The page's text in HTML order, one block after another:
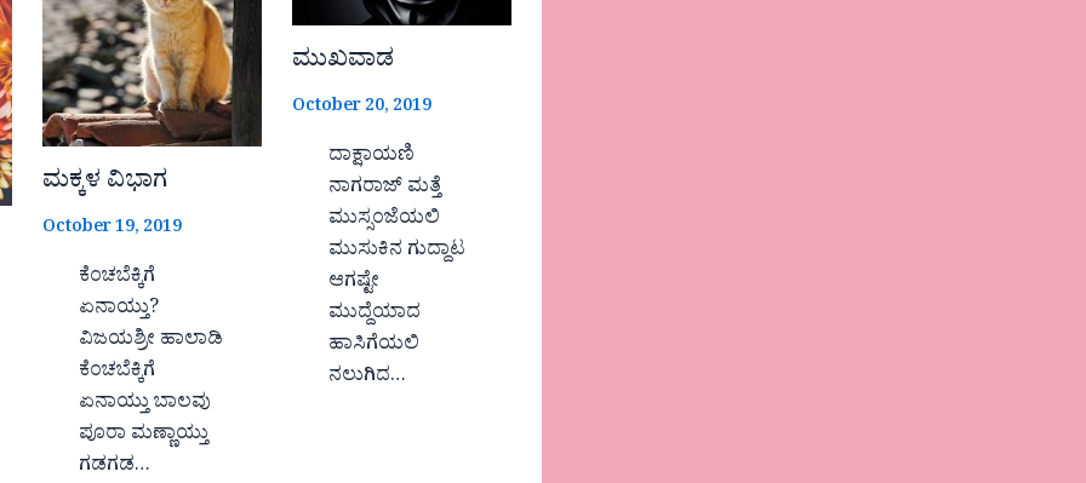
ಮಕ್ಕಳ ವಿಭಾಗ
October 19, 2019
ಕೆಂಚಬೆಕ್ಕಿಗೆ
ಏನಾಯ್ತು?
ವಿಜಯಶ್ರೀ ಹಾಲಾಡಿ
ಕೆಂಚಬೆಕ್ಕಿಗೆ
ಏನಾಯ್ತು ಬಾಲವು
ಪೂರಾ ಮಣ್ಣಾಯ್ತು
ಗಡಗಡ…
ಮುಖವಾಡ
October 20, 2019
ದಾಕ್ಷಾಯಣಿ
ನಾಗರಾಜ್ ಮತ್ತೆ
ಮುಸ್ಸಂಜೆಯಲಿ
ಮುಸುಕಿನ ಗುದ್ದಾಟ
ಆಗಷ್ಟೇ
ಮುದ್ದೆಯಾದ
ಹಾಸಿಗೆಯಲಿ
ನಲುಗಿದ…